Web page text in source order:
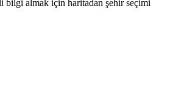
bilgi almak için haritadan şehir seçimi